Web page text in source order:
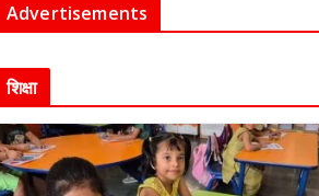
Advertisements
शिक्षा